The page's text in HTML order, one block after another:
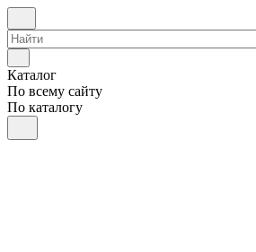
Каталог
По всему сайту
По каталогу